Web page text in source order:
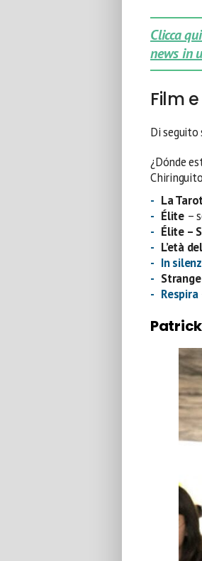
Clicca
news in
Film
Di
¿Dónde
La
Élite –
Élite –
L’età
In
Respira